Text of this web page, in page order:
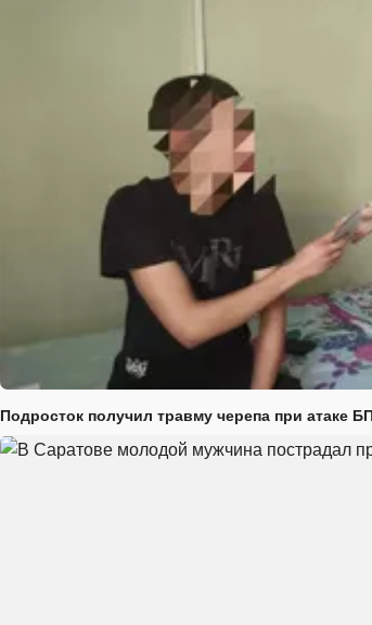
Подросток получил травму черепа при атаке